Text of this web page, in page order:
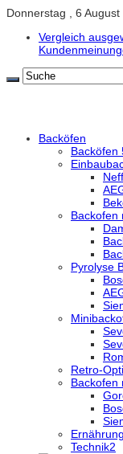
Donnerstag , 6 August
Vergleich
Backöfen
Backöfen
Backofen
Pyrolyse
Retro-
Backofen
Ernährung
Technik2